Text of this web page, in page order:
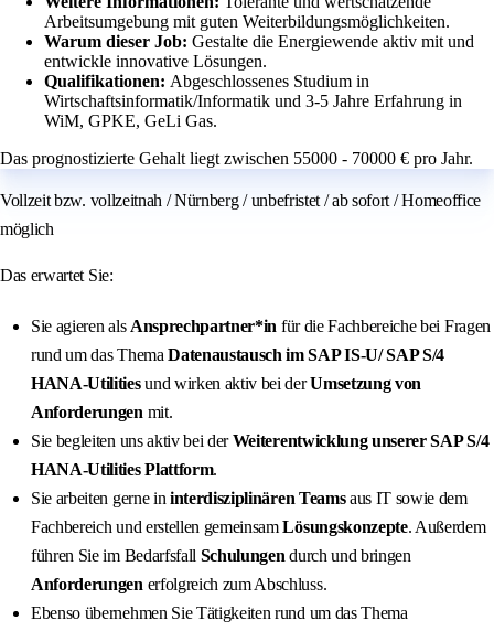
Arbeitsumgebung mit guten Weiterbildungsmöglichkeiten.
Warum dieser Job: Gestalte die Energiewende aktiv mit und
entwickle innovative Lösungen.
Qualifikationen: Abgeschlossenes Studium in
Wirtschaftsinformatik/Informatik und 3-5 Jahre Erfahrung in
WiM, GPKE, GeLi Gas.
Das prognostizierte Gehalt liegt zwischen 55000 - 70000 € pro Jahr.
Vollzeit bzw. vollzeitnah / Nürnberg / unbefristet / ab sofort / Homeoffice
möglich
Das erwartet Sie:
Sie agieren als Ansprechpartner*in für die Fachbereiche bei Fragen
rund um das ThemaDatenaustausch im SAP IS-U/ SAP S/4
HANA-Utilitiesund wirken aktiv bei derUmsetzung von
Anforderungen mit.
Sie begleiten uns aktiv bei derWeiterentwicklung unserer SAP S/4
HANA-Utilities Plattform.
Sie arbeiten gerne in interdisziplinären Teamsaus IT sowie dem
Fachbereich und erstellen gemeinsamLösungskonzepte. Außerdem
führen Sie im Bedarfsfall Schulungen durch und bringen
Anforderungen erfolgreich zum Abschluss.
Ebenso übernehmen Sie Tätigkeiten rund um das Thema